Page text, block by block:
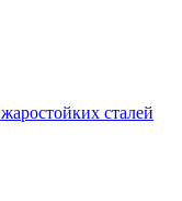
сталей